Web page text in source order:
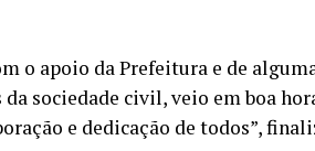
o apoio da Prefeitura e de
sociedade civil, veio em boa
e dedicação de todos”,